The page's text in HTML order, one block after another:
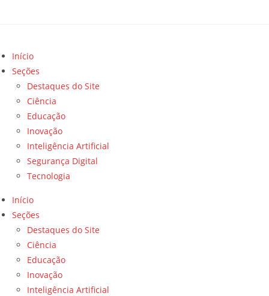
Início
Seções
Destaques do Site
Ciência
Educação
Inovação
Inteligência Artificial
Segurança Digital
Tecnologia
Início
Seções
Destaques do Site
Ciência
Educação
Inovação
Inteligência Artificial